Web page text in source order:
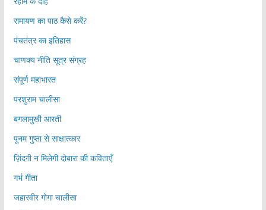
रामायण का पाठ कैसे करें?
पंचतंत्र का इतिहास
चाणक्य नीति सूत्र संग्रह
संपूर्ण महाभारत
परशुराम चालीसा
बगलामुखी आरती
पूनम गुप्ता से साक्षात्कार
ज़िंदगी न मिलेगी दोबारा की कविताएँ
गर्भ गीता
जहारवीर गोगा चालीसा